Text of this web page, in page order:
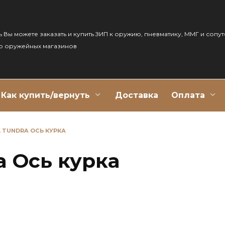
Вы можете заказать и купить ЗИП к оружию, пневматику, ММГ и
оружейных магазинов
Как купить/вернуть Доставка Оплата
TUNDRA ОСЬ КУРКА
Ось курка